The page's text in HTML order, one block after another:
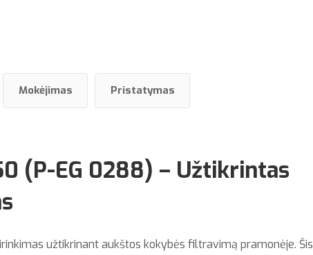
Mokėjimas Pristatymas
(P-EG 0288) – Užtikrintas
užtikrinant aukštos kokybės filtravimą pramonėje. Šis